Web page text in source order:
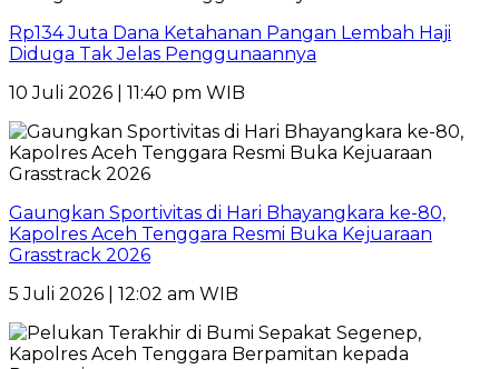
Rp134 Juta Dana Ketahanan Pangan Lembah Haji
Diduga Tak Jelas Penggunaannya
10 Juli 2026 | 11:40 pm WIB
Gaungkan Sportivitas di Hari Bhayangkara ke-80,
Kapolres Aceh Tenggara Resmi Buka Kejuaraan
Grasstrack 2026
5 Juli 2026 | 12:02 am WIB